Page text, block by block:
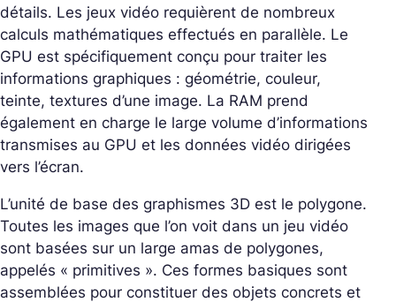
détails. Les jeux vidéo requièrent de nombreux
calculs mathématiques effectués en parallèle. Le
GPU est spécifiquement conçu pour traiter les
informations graphiques : géométrie, couleur,
teinte, textures d’une image. La RAM prend
également en charge le large volume d’informations
transmises au GPU et les données vidéo dirigées
vers l’écran.
L’unité de base des graphismes 3D est le polygone.
Toutes les images que l’on voit dans un jeu vidéo
sont basées sur un large amas de polygones,
appelés « primitives ». Ces formes basiques sont
assemblées pour constituer des objets concrets et